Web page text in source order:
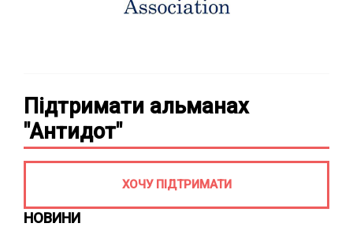
НОВИНИ
Підтримати альманах
"Антидот"
ХОЧУ ПІДТРИМАТИ